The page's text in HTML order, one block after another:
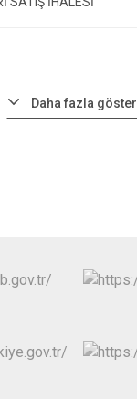
Daha fazla göster